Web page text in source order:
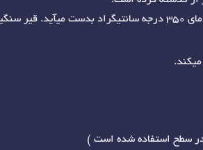
است.
سطح استفاده شده است )